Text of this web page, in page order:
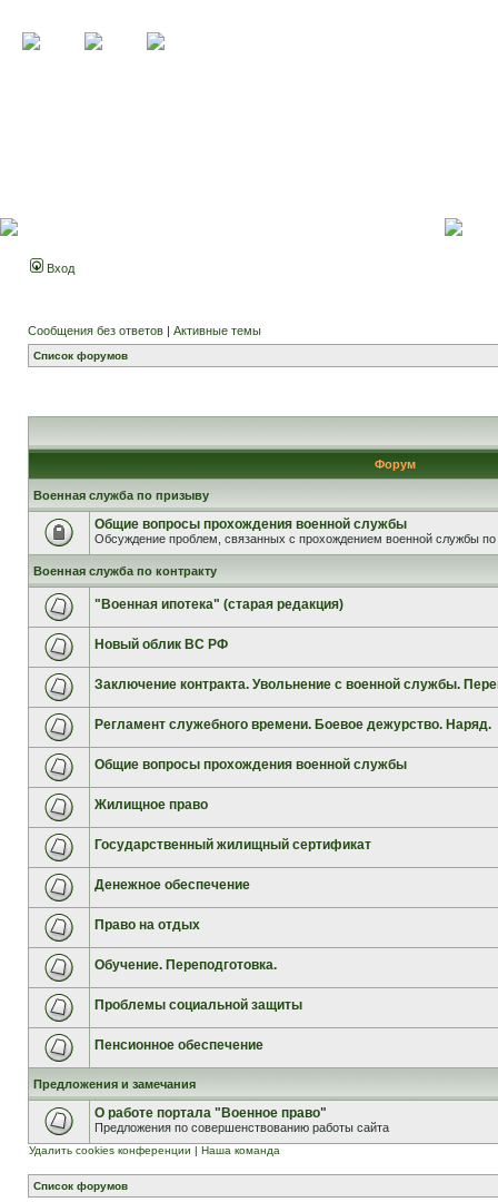
Вход
Сообщения без ответов | Активные темы
Список форумов
Форум
Военная служба по призыву
Общие вопросы прохождения военной службы
Обсуждение проблем, связанных с прохождением военной службы по
Военная служба по контракту
"Военная ипотека" (старая редакция)
Новый облик ВС РФ
Заключение контракта. Увольнение с военной службы.
Регламент служебного времени. Боевое дежурство. Наряд.
Общие вопросы прохождения военной службы
Жилищное право
Государственный жилищный сертификат
Денежное обеспечение
Право на отдых
Обучение. Переподготовка.
Проблемы социальной защиты
Пенсионное обеспечение
Предложения и замечания
О работе портала "Военное право"
Предложения по совершенствованию работы сайта
Удалить cookies конференции | Наша команда
Список форумов